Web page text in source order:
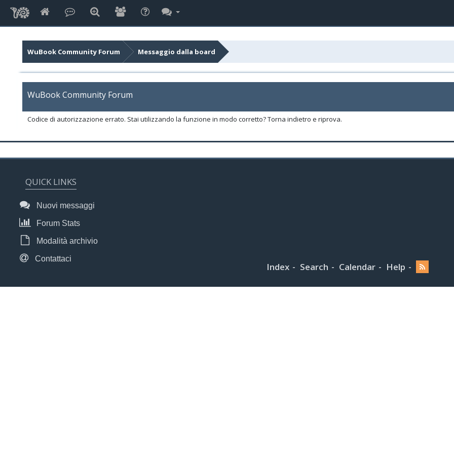
WuBook Community Forum Messaggio dalla board
WuBook Community Forum
Codice di autorizzazione errato. Stai utilizzando la funzione in modo corretto? Torna indietro e riprova.
QUICK LINKS
Nuovi messaggi
Forum Stats
Modalità archivio
Contattaci
Index Search Calendar Help